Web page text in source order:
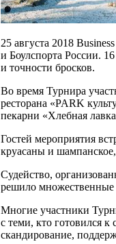
25 августа 2018
и Боулспорта России.
и точности бросков.
Во время Турнира
ресторана «PARK
пекарни «Хлебная
Гостей мероприятия
круасаны и
Судейство,
решило множественные
Многие участники
с теми, кто готовился к
скандирование,